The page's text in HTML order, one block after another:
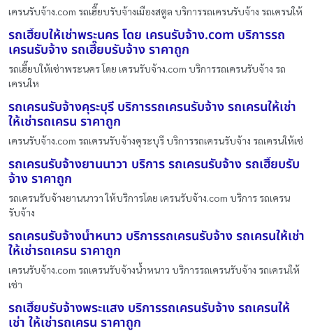
เครนรับจ้าง.com รถเฮี๊ยบรับจ้างเมืองสตูล บริการรถเครนรับจ้าง รถเครนให้
รถเฮี๊ยบให้เช่าพระนคร โดย เครนรับจ้าง.com บริการรถ
เครนรับจ้าง รถเฮี๊ยบรับจ้าง ราคาถูก
รถเฮี๊ยบให้เช่าพระนคร โดย เครนรับจ้าง.com บริการรถเครนรับจ้าง รถ
เครนให
รถเครนรับจ้างคุระบุรี บริการรถเครนรับจ้าง รถเครนให้เช่า
ให้เช่ารถเครน ราคาถูก
เครนรับจ้าง.com รถเครนรับจ้างคุระบุรี บริการรถเครนรับจ้าง รถเครนให้เช่
รถเครนรับจ้างยานนาวา บริการ รถเครนรับจ้าง รถเฮี๊ยบรับ
จ้าง ราคาถูก
รถเครนรับจ้างยานนาวา ให้บริการโดย เครนรับจ้าง.com บริการ รถเครน
รับจ้าง
รถเครนรับจ้างน้ำหนาว บริการรถเครนรับจ้าง รถเครนให้เช่า
ให้เช่ารถเครน ราคาถูก
เครนรับจ้าง.com รถเครนรับจ้างน้ำหนาว บริการรถเครนรับจ้าง รถเครนให้
เช่า
รถเฮี๊ยบรับจ้างพระแสง บริการรถเครนรับจ้าง รถเครนให้
เช่า ให้เช่ารถเครน ราคาถูก